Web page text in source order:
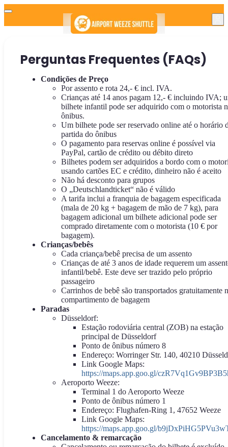
Perguntas Frequentes (FAQs)
Condições de Preço
Por assento e rota 24,- € incl. IVA.
Crianças até 14 anos pagam 12,- € incluindo IVA;
bilhete infantil pode ser adquirido com o motorista
ônibus.
Um bilhete pode ser reservado online até o horário
partida do ônibus
O pagamento para reservas online é possível via
PayPal, cartão de crédito ou débito direto
Bilhetes podem ser adquiridos a bordo com o
usando cartões EC e crédito, dinheiro não é aceito
Não há desconto para grupos
O „Deutschlandticket“ não é válido
A tarifa inclui a franquia de bagagem especificada
(mala de 20 kg + bagagem de mão de 7 kg), para
bagagem adicional um bilhete adicional pode ser
comprado diretamente com o motorista (10 € por
bagagem).
Crianças/bebês
Cada criança/bebê precisa de um assento
Crianças de até 3 anos de idade requerem um
infantil/bebê. Este deve ser trazido pelo próprio
passageiro
Carrinhos de bebê são transportados gratuitamente
compartimento de bagagem
Paradas
Düsseldorf:
Estação rodoviária central (ZOB) na estação
principal de Düsseldorf
Ponto de ônibus número 8
Endereço: Worringer Str. 140, 40210
Link Google Maps:
https://maps.app.goo.gl/
Aeroporto Weeze:
Terminal 1 do Aeroporto Weeze
Ponto de ônibus número 1
Endereço: Flughafen-Ring 1, 47652 Weeze
Link Google Maps:
https://maps.app.goo.gl/
Cancelamento & remarcação